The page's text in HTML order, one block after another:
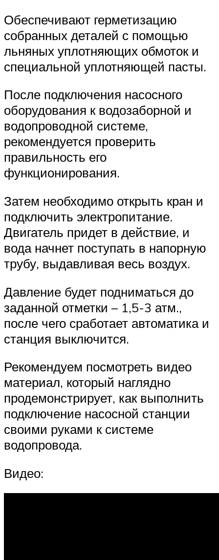
Обеспечивают герметизацию
собранных деталей с помощью
льняных уплотняющих обмоток и
специальной уплотняющей пасты.
После подключения насосного
оборудования к водозаборной и
водопроводной системе,
рекомендуется проверить
правильность его
функционирования.
Затем необходимо открыть кран и
подключить электропитание.
Двигатель придет в действие, и
вода начнет поступать в напорную
трубу, выдавливая весь воздух.
Давление будет подниматься до
заданной отметки – 1,5-3 атм.,
после чего сработает автоматика и
станция выключится.
Рекомендуем посмотреть видео
материал, который наглядно
продемонстрирует, как выполнить
подключение насосной станции
своими руками к системе
водопровода.
Видео: